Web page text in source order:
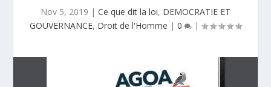
Nov 5, 2019 | Ce que dit la loi, DEMOCRATIE ET
GOUVERNANCE, Droit de l'Homme | 0 |